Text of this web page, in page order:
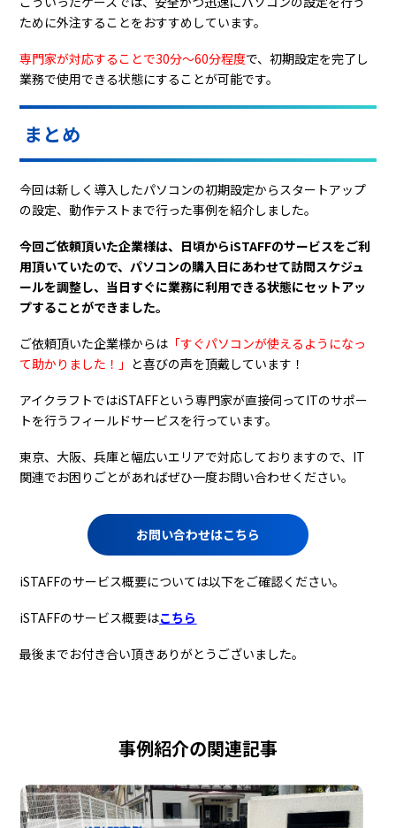
ために外注することをおすすめしています。
専門家が対応することで30分〜60分程度で、初期設定を完了し
業務で使用できる状態にすることが可能です。
まとめ
今回は新しく導入したパソコンの初期設定からスタートアップ
の設定、動作テストまで行った事例を紹介しました。
今回ご依頼頂いた企業様は、日頃からiSTAFFのサービスをご利
用頂いていたので、パソコンの購入日にあわせて訪問スケジュ
ールを調整し、当日すぐに業務に利用できる状態にセットアッ
プすることができました。
ご依頼頂いた企業様からは 「すぐパソコンが使えるようになっ
て助かりました！」 と喜びの声を頂戴しています！
アイクラフトではiSTAFFという専門家が直接伺ってITのサポー
トを行うフィールドサービスを行っています。
東京、大阪、兵庫と幅広いエリアで対応しておりますので、IT
関連でお困りごとがあればぜひ一度お問い合わせください。
お問い合わせはこちら
iSTAFFのサービス概要については以下をご確認ください。
iSTAFFのサービス概要はこちら
最後までお付き合い頂きありがとうございました。
事例紹介の関連記事